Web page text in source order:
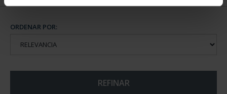
ORDENAR POR:
REFINAR